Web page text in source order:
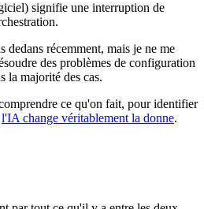
signifie une interruption de
dedans récemment, mais je ne me
des problèmes de configuration
la majorité des cas.
ce qu'on fait, pour identifier
l'IA change véritablement la donne.